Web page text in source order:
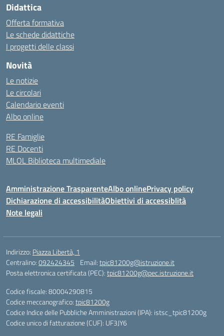
Didattica
Offerta formativa
Le schede didattiche
I progetti delle classi
Novità
Le notizie
Le circolari
Calendario eventi
Albo online
RE Famiglie
RE Docenti
MLOL Biblioteca multimediale
Amministrazione TrasparenteAlbo onlinePrivacy policy
Dichiarazione di accessibilitàObiettivi di accessiblità
Note legali
Indirizzo: Piazza Libertà, 1
Centralino:092424345 Email:tpic81200g@istruzione.it
Posta elettronica certificata (PEC):tpic81200g@pec.istruzione.it
Codice fiscale: 80004290815
Codice meccanografico:tpic81200g
Codice Indice delle Pubbliche Amministrazioni (IPA): istsc_tpic81200g
Codice unico di fatturazione (CUF): UF3JY6